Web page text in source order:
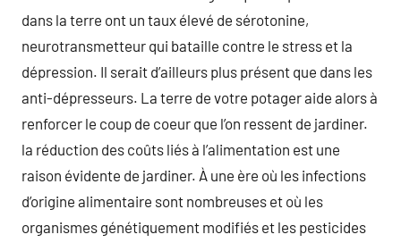
dans la terre ont un taux élevé de sérotonine,
neurotransmetteur qui bataille contre le stress et la
dépression. Il serait d’ailleurs plus présent que dans les
anti-dépresseurs. La terre de votre potager aide alors à
renforcer le coup de coeur que l’on ressent de jardiner.
la réduction des coûts liés à l’alimentation est une
raison évidente de jardiner. À une ère où les infections
d’origine alimentaire sont nombreuses et où les
organismes génétiquement modifiés et les pesticides